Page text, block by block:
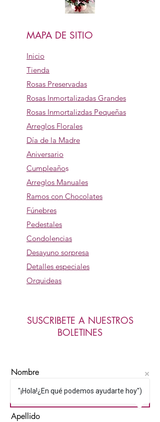
MAPA DE SITIO
Inicio
Tienda
Rosas Preservadas
Rosas Inmortalizadas Grandes
Rosas Inmortalizdas Pequeñas
Arreglos Florales
Día de la Madre
Aniversario
Cumpleaños
Arreglos Manuales
Ramos con Chocolates
Fúnebres
Pedestales
Condolencias
Desayuno sorpresa
Detalles especiales
Orquideas
SUSCRIBETE A NUESTROS
BOLETINES
Nombre
Apellido
"¡Hola!¿En qué podemos ayudarte hoy")